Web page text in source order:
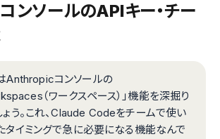
ソールのAPIキー・チー
Anthropicコンソールの
（ワークスペース）」機能を深掘り
ょう。これ、Claude Codeをチームで使い
タイミングで急に必要になる機能なんで